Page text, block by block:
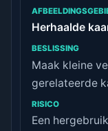
Herhaalde
Maak kleine
gerelateerde
Een